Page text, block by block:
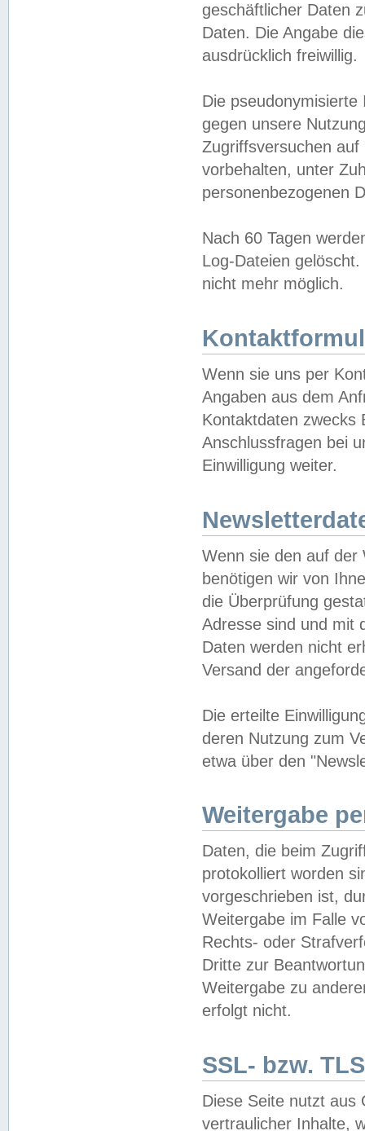
geschäftlicher Daten
Daten. Die Angabe
ausdrücklich freiwillig.
Die
gegen unsere
Zugriffsversuchen
vorbehalten, unter
personenbezogenen
Nach 60 Tagen
Log-Dateien
nicht mehr möglich.
Wenn sie uns per
Angaben aus dem
Kontaktdaten zwecks
Anschlussfragen bei
Einwilligung weiter.
Wenn sie den auf der
benötigen wir von
die Überprüfung
Adresse sind und mit
Daten werden nicht
Versand der
Die erteilte
deren Nutzung zum
etwa über den
Weitergabe
Daten, die beim
protokolliert worden
vorgeschrieben ist,
Weitergabe im Falle
Rechts- oder
Dritte zur
Weitergabe zu
erfolgt nicht.
SSL- bzw.
Diese Seite nutzt aus
vertraulicher Inhalte,